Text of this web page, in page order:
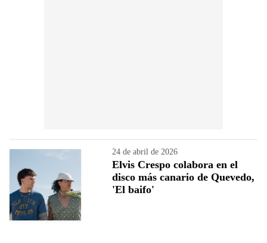
24 de abril de 2026
Elvis Crespo colabora en el
disco más canario de Quevedo,
'El baifo'